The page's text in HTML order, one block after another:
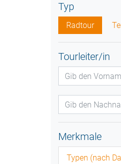
Typ
Radtour
Tourleiter/in
Merkmale
Typen (nach